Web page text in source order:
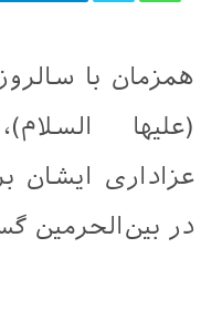
همزمان با
(علیها
عزاداری ایشان
در بین‌الحرمین